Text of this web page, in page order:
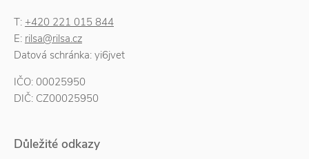
T: +420 221 015 844
E: rilsa@rilsa.cz
Datová schránka: yi6jvet
IČO: 00025950
DIČ: CZ00025950
Důležité odkazy